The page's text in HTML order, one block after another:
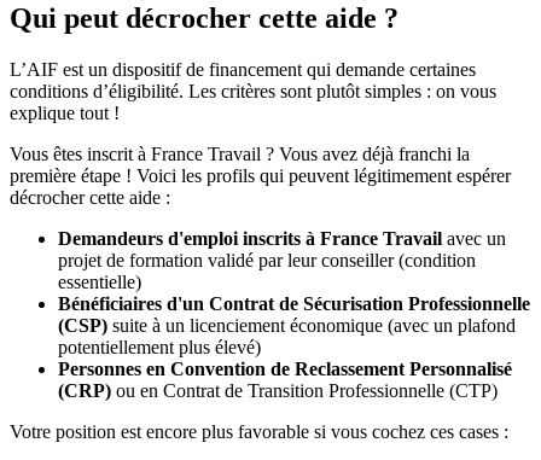
Qui peut décrocher cette aide ?
L’AIF est un dispositif de financement qui demande certaines
conditions d’éligibilité. Les critères sont plutôt simples : on vous
explique tout !
Vous êtes inscrit à France Travail ? Vous avez déjà franchi la
première étape ! Voici les profils qui peuvent légitimement espérer
décrocher cette aide :
Demandeurs d'emploi inscrits à France Travail avec un
projet de formation validé par leur conseiller (condition
essentielle)
Bénéficiaires d'un Contrat de Sécurisation Professionnelle
(CSP) suite à un licenciement économique (avec un plafond
potentiellement plus élevé)
Personnes en Convention de Reclassement Personnalisé
(CRP) ou en Contrat de Transition Professionnelle (CTP)
Votre position est encore plus favorable si vous cochez ces cases :